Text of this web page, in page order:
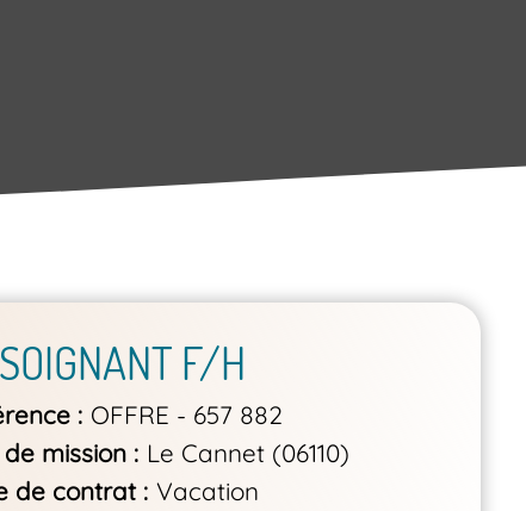
F/H
OFFRE - 657 882
de mission
Le Cannet (06110)
de contrat
Vacation